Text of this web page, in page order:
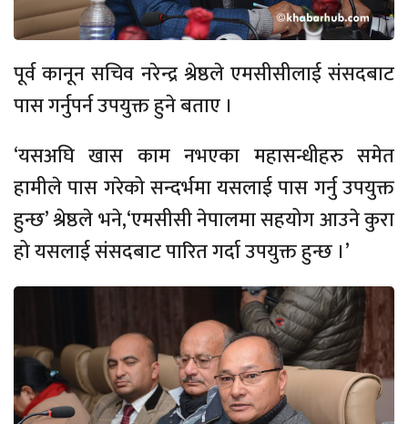
पूर्व कानून सचिव नरेन्द्र श्रेष्ठले एमसीसीलाई संसदबाट
पास गर्नुपर्न उपयुक्त हुने बताए ।
‘यसअघि खास काम नभएका महासन्धीहरु समेत
हामीले पास गरेको सन्दर्भमा यसलाई पास गर्नु उपयुक्त
हुन्छ’ श्रेष्ठले भने,‘एमसीसी नेपालमा सहयोग आउने कुरा
हो यसलाई संसदबाट पारित गर्दा उपयुक्त हुन्छ ।’